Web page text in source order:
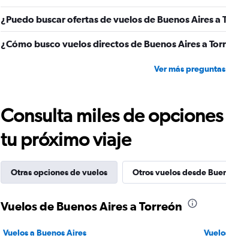
¿Puedo buscar ofertas de vuelos de Buenos Aires
¿Cómo busco vuelos directos de Buenos Aires a
Ver más
Consulta miles de
tu próximo viaje
Otras opciones de vuelos Otros vuelos desde
Vuelos de Buenos Aires a Torreón
Vuelos a Buenos Aires